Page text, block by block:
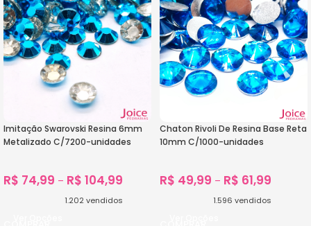
Imitação Swarovski Resina 6mm
Metalizado C/7200-unidades
R$ 74,99 – R$ 104,99
1.202 vendidos
Chaton Rivoli De Resina Base Reta
10mm C/1000-unidades
R$ 49,99 – R$ 61,99
1.596 vendidos